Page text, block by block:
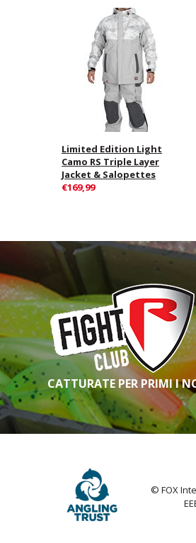
Limited Edition Light
Camo RS Triple Layer
Jacket & Salopettes
€169,99
CATTURATE PER PRIMI I
© FOX